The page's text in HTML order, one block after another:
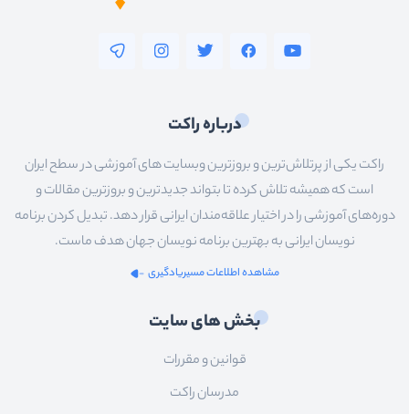
درباره راکت
راکت یکی از پرتلاش‌ترین و بروزترین وبسایت های آموزشی در سطح ایران
است که همیشه تلاش کرده تا بتواند جدیدترین و بروزترین مقالات و
دوره‌های آموزشی را در اختیار علاقه‌مندان ایرانی قرار دهد. تبدیل کردن برنامه
نویسان ایرانی به بهترین برنامه نویسان جهان هدف ماست.
مشاهده اطلاعات مسیریادگیری
بخش های سایت
قوانین و مقررات
مدرسان راکت